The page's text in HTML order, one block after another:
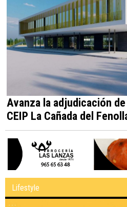
Avanza la adjudicación
CEIP La Cañada del
Lifestyle